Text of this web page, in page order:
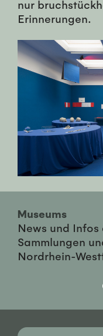
nur
Erinnerungen.
Museums
News und
Sammlungen
Nordrhein-